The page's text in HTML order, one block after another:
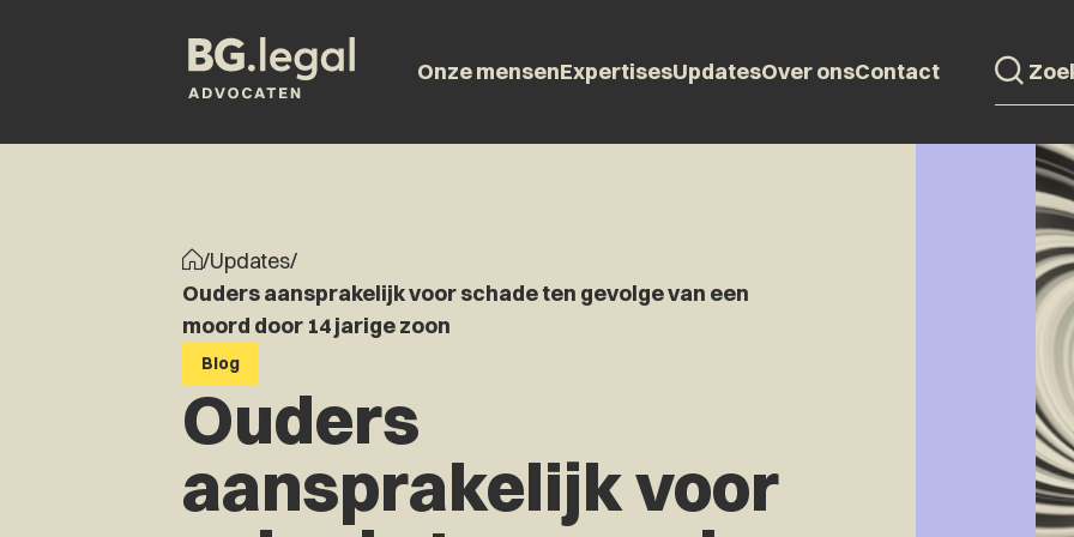
Onze mensenExpertisesUpdatesOver onsContact
/Updates/
Ouders aansprakelijk voor schade ten gevolge van een
moord door 14 jarige zoon
Blog
Ouders
aansprakelijk voor